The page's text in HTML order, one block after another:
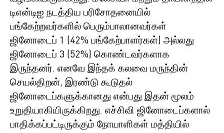
டிஎன்டிஐ நடத்திய பரிசோதனையில்
பங்கேற்றவர்களில் பெரும்பாலானவர்கள்
ஜினோடைப் 1 (42% பங்கேற்பாளர்கள்) அல்லது
ஜினோடைப் 3 (52%) கொண்டவர்களாக
இருந்தனர். எனவே இந்தக் கலவை மருந்தின்
செயல்திறன், இரண்டு கூடுதல்
ஜினோடைப்களுக்கானது என்பது இதன் மூலம்
உறுதியாகியிருக்கிறது. எச்சிவி ஜினோடைப்களால்
பாதிக்கப்பட்டிருக்கும் நோயாளிகள் மத்தியில்